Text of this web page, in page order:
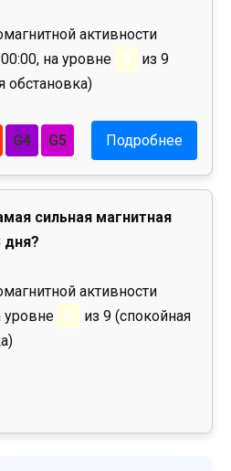
активности
на уровне
0
из 9
обстановка)
G4 G5 Подробнее
сильная магнитная
дня?
активности
уровне
0
из 9 (спокойная